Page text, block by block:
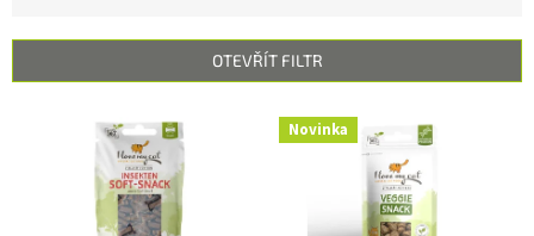
í
OTEVŘÍT FILTR
Novinka